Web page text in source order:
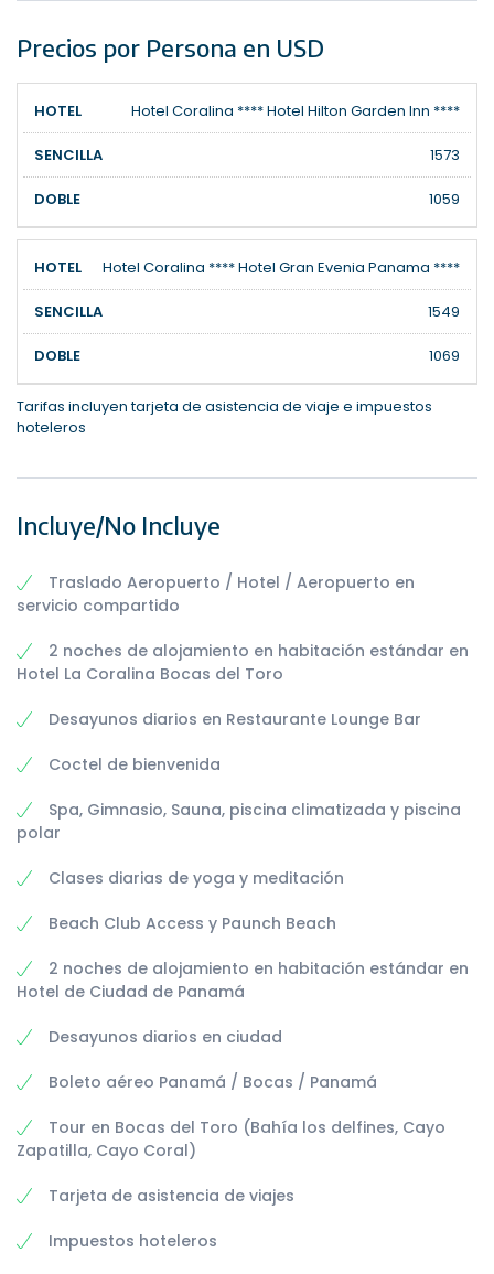
Precios por Persona en USD
Hotel Coralina **** Hotel Hilton Garden Inn ****
1573
1059
Hotel Coralina **** Hotel Gran Evenia Panama ****
1549
1069
Tarifas incluyen tarjeta de asistencia de viaje e impuestos
hoteleros
Incluye/No Incluye
Traslado Aeropuerto / Hotel / Aeropuerto en
servicio compartido
2 noches de alojamiento en habitación estándar en
Hotel La Coralina Bocas del Toro
Desayunos diarios en Restaurante Lounge Bar
Coctel de bienvenida
Spa, Gimnasio, Sauna, piscina climatizada y piscina
polar
Clases diarias de yoga y meditación
Beach Club Access y Paunch Beach
2 noches de alojamiento en habitación estándar en
Hotel de Ciudad de Panamá
Desayunos diarios en ciudad
Boleto aéreo Panamá / Bocas / Panamá
Tour en Bocas del Toro (Bahía los delfines, Cayo
Zapatilla, Cayo Coral)
Tarjeta de asistencia de viajes
Impuestos hoteleros